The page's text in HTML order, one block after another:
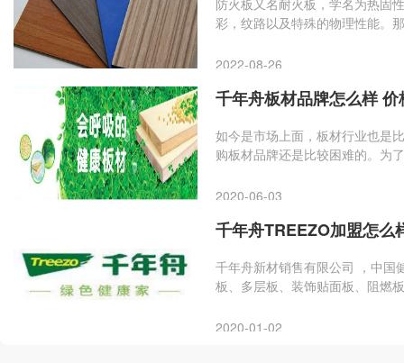
防火板又名耐火板，学名为热固
彩，纹路以及特殊的物理性能。
GERMAN西德板、
2022-08-26
千年舟板材品牌怎么样
如今是市场上面，板材行业也是
购板材品牌还是比较困难的。为
2020-06-03
千年舟TREEZO加盟怎么
千年舟新材销售有限公司 ，中国
板、多层板、装饰贴面板、阻燃
2020-01-02